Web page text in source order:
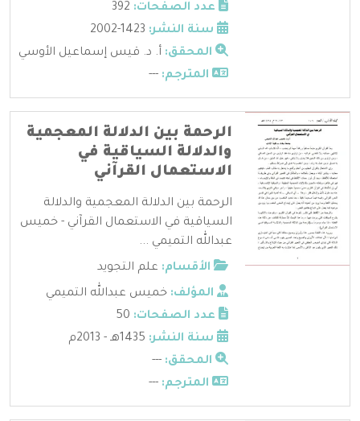
عدد الصفحات:
سنة النشر:
المحقق: أ. د. قيس إسماعيل الأوسي
المترجم: ---
الرحمة بين الدلالة المعجمية
والدلالة السياقية في
الاستعمال القرآني
الرحمة بين الدلالة المعجمية والدلالة
السياقية في الاستعمال القرآني - خميس
عبدالله التميمي ...
الأقسام: علم التجويد
المؤلف: خميس عبدالله التميمي
عدد الصفحات:
سنة النشر:
المحقق: ---
المترجم: ---